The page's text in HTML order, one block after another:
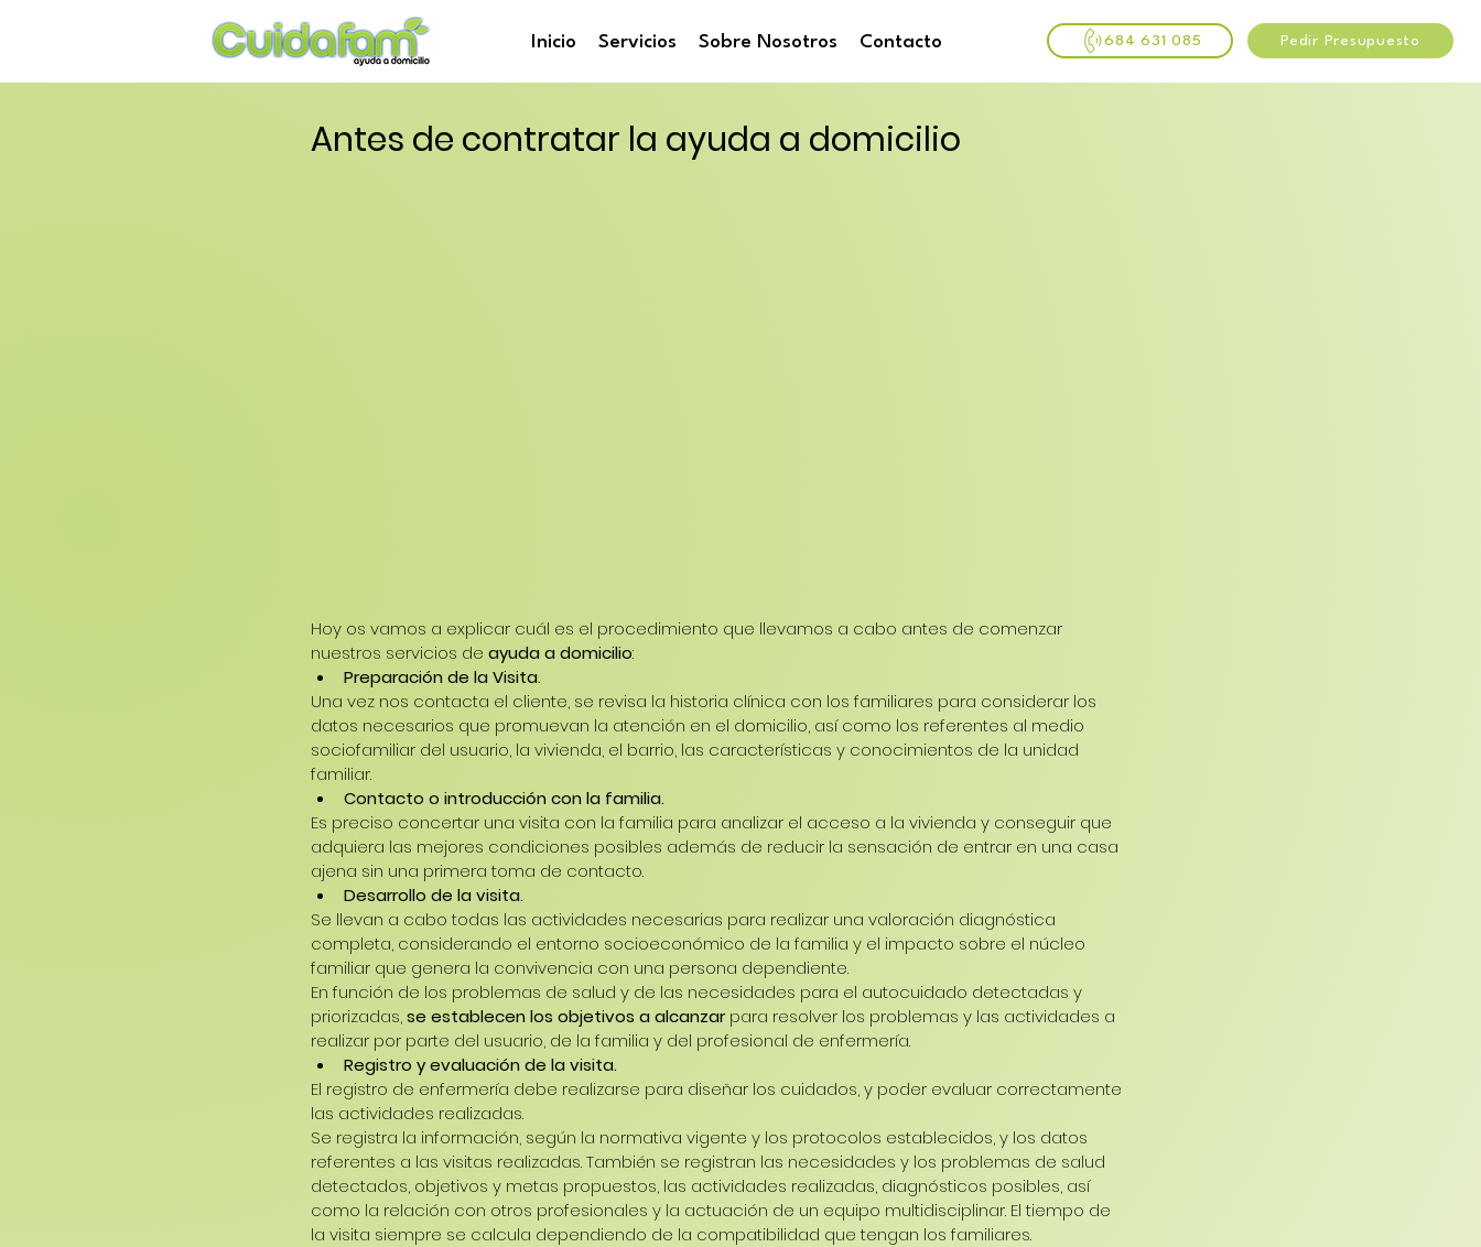
Inicio Servicios Sobre Nosotros Contacto 684 631 085 Pedir Presupuesto
Antes de contratar la ayuda a domicilio
Hoy os vamos a explicar cuál es el procedimiento que llevamos a cabo antes de comenzar
nuestros servicios de ayuda a domicilio:
Preparación de la Visita.
Una vez nos contacta el cliente, se revisa la historia clínica con los familiares para considerar los
datos necesarios que promuevan la atención en el domicilio, así como los referentes al medio
sociofamiliar del usuario, la vivienda, el barrio, las características y conocimientos de la unidad
familiar.
Contacto o introducción con la familia.
Es preciso concertar una visita con la familia para analizar el acceso a la vivienda y conseguir que
adquiera las mejores condiciones posibles además de reducir la sensación de entrar en una casa
ajena sin una primera toma de contacto.
Desarrollo de la visita.
Se llevan a cabo todas las actividades necesarias para realizar una valoración diagnóstica
completa, considerando el entorno socioeconómico de la familia y el impacto sobre el núcleo
familiar que genera la convivencia con una persona dependiente.
En función de los problemas de salud y de las necesidades para el autocuidado detectadas y
priorizadas, se establecen los objetivos a alcanzar para resolver los problemas y las actividades a
realizar por parte del usuario, de la familia y del profesional de enfermería.
Registro y evaluación de la visita.
El registro de enfermería debe realizarse para diseñar los cuidados, y poder evaluar correctamente
las actividades realizadas.
Se registra la información, según la normativa vigente y los protocolos establecidos, y los datos
referentes a las visitas realizadas. También se registran las necesidades y los problemas de salud
detectados, objetivos y metas propuestos, las actividades realizadas, diagnósticos posibles, así
como la relación con otros profesionales y la actuación de un equipo multidisciplinar. El tiempo de
la visita siempre se calcula dependiendo de la compatibilidad que tengan los familiares.